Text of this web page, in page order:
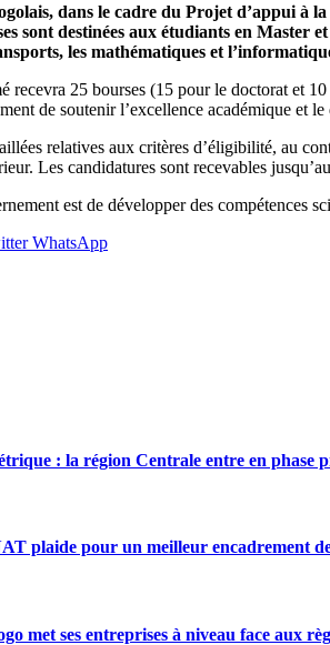
dans le cadre du Projet d’appui à
sont destinées aux étudiants en Master
les mathématiques et
recevra 25 bourses (15 pour le doctorat et
de soutenir l’excellence académique et
relatives aux critères d’éligibilité, au
Les candidatures sont recevables
est de développer des compétences
WhatsApp
: la région Centrale entre en phase
plaide pour un meilleur encadrement
met ses entreprises à niveau face aux